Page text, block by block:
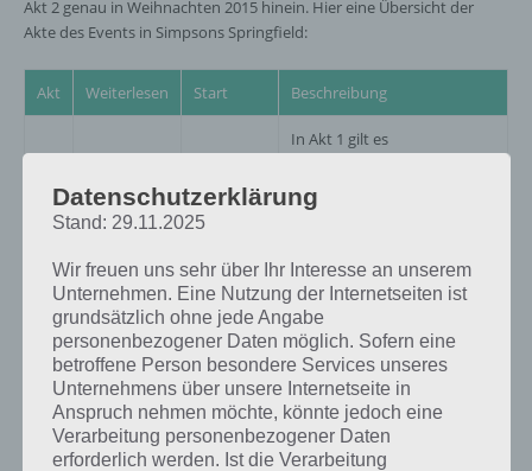
Akt 2 genau in Weihnachten 2015 hinein. Hier eine Übersicht der
Akte des Events in Simpsons Springfield:
Akt Weiterlesen Start Beschreibung
erfahren
Dezember
2015
In Akt 1 gilt es
zahlreiche Questreihen für
Hier klicken
19.
Dezember
2015
Nun gilt es Misteln zu
sammeln. Vieles ist gleich
geblieben.
Alle Infos
hier
2. Januar
2016
Maggie wird freigeschaltet
und eine 22-teilige Storyline
erwarten euch
Datenschutzerklärung
Stand: 29.11.2025
Wir freuen uns sehr über Ihr Interesse an unserem
Unternehmen. Eine Nutzung der Internetseiten ist
grundsätzlich ohne jede Angabe
personenbezogener Daten möglich. Sofern eine
betroffene Person besondere Services unseres
Unternehmens über unsere Internetseite in
Anspruch nehmen möchte, könnte jedoch eine
Verarbeitung personenbezogener Daten
erforderlich werden. Ist die Verarbeitung